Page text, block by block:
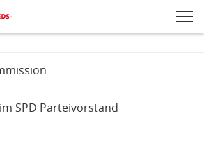
SPD Parteivorstand